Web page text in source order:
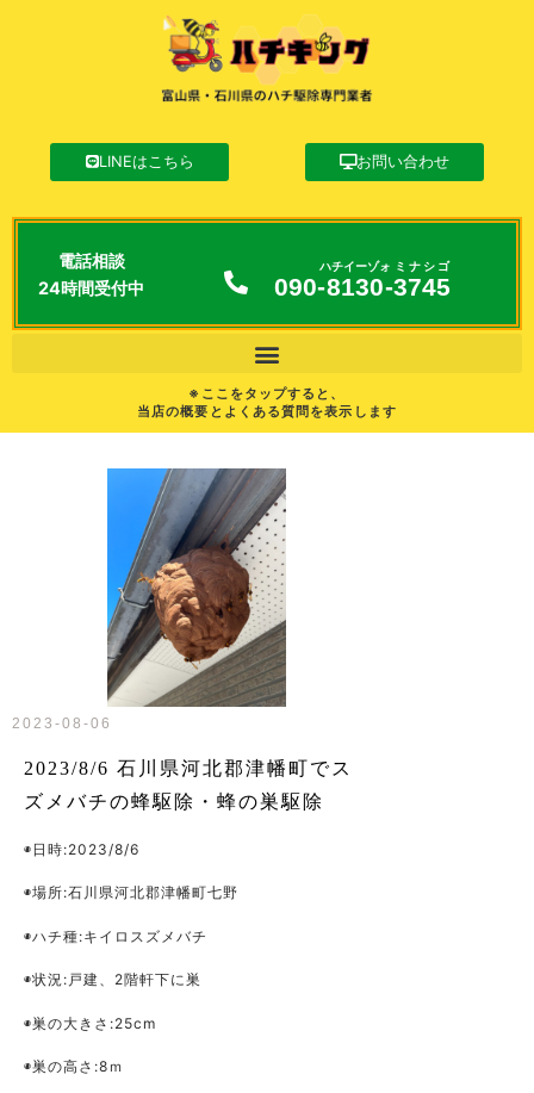
LINEはこちら お問い合わせ
電話相談
24時間受付中
090-8130
ハチイーゾォ
-3745
ミナシゴ
※ここをタップすると、
当店の概要とよくある質問を表示します
2023-08-06
2023/8/6 石川県河北郡津幡町でス
ズメバチの蜂駆除・蜂の巣駆除
◉日時:2023/8/6
◉場所:石川県河北郡津幡町七野
◉ハチ種:キイロスズメバチ
◉状況:戸建、2階軒下に巣
◉巣の大きさ :25cm
◉巣の高さ :8ｍ